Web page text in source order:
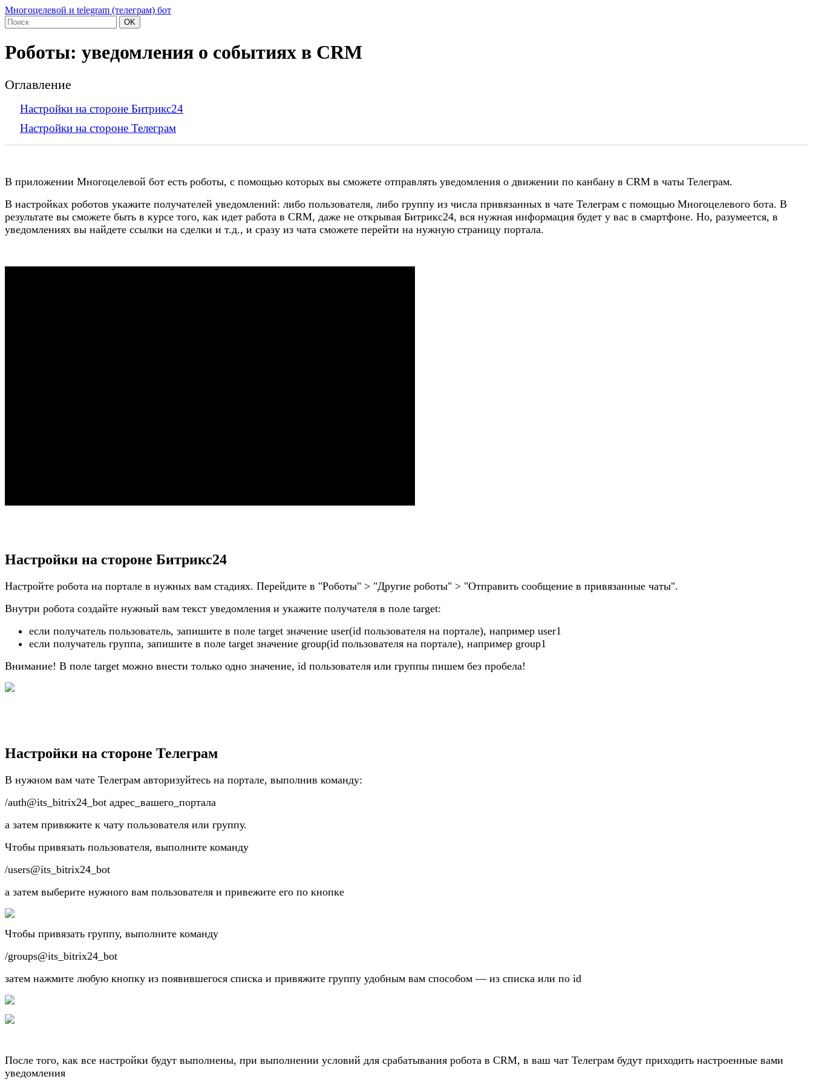
Многоцелевой и telegram (телеграм) бот
OK
Роботы: уведомления о событиях в CRM
Оглавление
Настройки на стороне Битрикс24
Настройки на стороне Телеграм
В приложении Многоцелевой бот есть роботы, с помощью которых вы сможете отправлять уведомления о движении по канбану в CRM в чаты Телеграм.
В настройках роботов укажите получателей уведомлений: либо пользователя, либо группу из числа привязанных в чате Телеграм с помощью Многоцелевого бота. В
результате вы сможете быть в курсе того, как идет работа в CRM, даже не открывая Битрикс24, вся нужная информация будет у вас в смартфоне. Но, разумеется, в
уведомлениях вы найдете ссылки на сделки и т.д., и сразу из чата сможете перейти на нужную страницу портала.
Настройки на стороне Битрикс24
Настройте робота на портале в нужных вам стадиях. Перейдите в "Роботы" > "Другие роботы" > "Отправить сообщение в привязанные чаты".
Внутри робота создайте нужный вам текст уведомления и укажите получателя в поле target:
если получатель пользователь, запишите в поле target значение user(id пользователя на портале), например user1
если получатель группа, запишите в поле target значение group(id пользователя на портале), например group1
Внимание! В поле target можно внести только одно значение, id пользователя или группы пишем без пробела!
Настройки на стороне Телеграм
В нужном вам чате Телеграм авторизуйтесь на портале, выполнив команду:
/auth@its_bitrix24_bot адрес_вашего_портала
а затем привяжите к чату пользователя или группу.
Чтобы привязать пользователя, выполните команду
/users@its_bitrix24_bot
а затем выберите нужного вам пользователя и привежите его по кнопке
Чтобы привязать группу, выполните команду
/groups@its_bitrix24_bot
затем нажмите любую кнопку из появившегося списка и привяжите группу удобным вам способом — из списка или по id
После того, как все настройки будут выполнены, при выполнении условий для срабатывания робота в CRM, в ваш чат Телеграм будут приходить настроенные вами
уведомления